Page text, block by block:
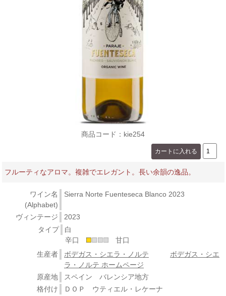
商品コード：kie254
フルーティなアロマ。複雑でエレガント。長い余韻の逸品。
ワイン名
(Alphabet)
Sierra Norte Fuenteseca Blanco 2023
ヴィンテージ
2023
タイプ
白
辛口
甘口
生産者
ボデガス・シエラ・ノルテ
ボデガス・シエ
ラ・ノルテ ホームページ
原産地
スペイン バレンシア地方
格付け
ＤＯＰ ウティエル・レケーナ